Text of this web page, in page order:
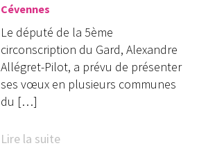
Cévennes
Le député de la 5ème
circonscription du Gard, Alexandre
Allégret-Pilot, a prévu de présenter
ses vœux en plusieurs communes
du […]
Lire la suite